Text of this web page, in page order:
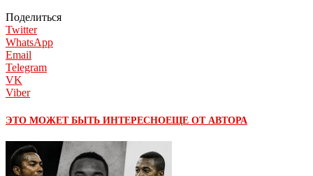
Поделиться
Twitter
WhatsApp
Email
Telegram
VK
Viber
ЭТО МОЖЕТ БЫТЬ ИНТЕРЕСНОЕЩЕ ОТ АВТОРА